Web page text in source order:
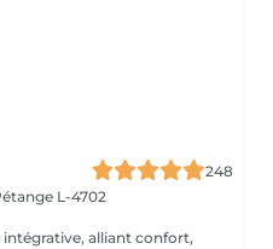
248
L-4702
alliant confort,